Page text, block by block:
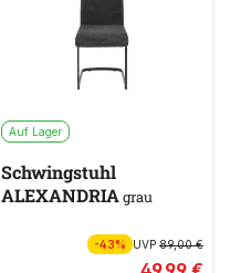
Auf Lager
Schwingstuhl
ALEXANDRIAgrau
-43% UVP89,00 €